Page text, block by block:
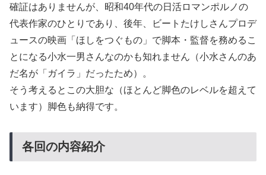
確証はありませんが、昭和40年代の日活ロマンポルノの
代表作家のひとりであり、後年、ビートたけしさんプロデ
ュースの映画「ほしをつぐもの」で脚本・監督を務めるこ
とになる小水一男さんなのかも知れません（小水さんのあ
だ名が「ガイラ」だったため）。
そう考えるとこの大胆な（ほとんど脚色のレベルを超えて
います）脚色も納得です。
各回の内容紹介